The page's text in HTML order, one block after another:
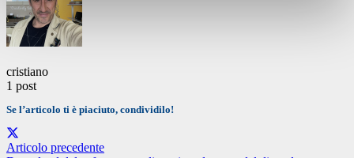
cristiano
1 post
Se l’articolo ti è piaciuto, condividilo!
Articolo precedente